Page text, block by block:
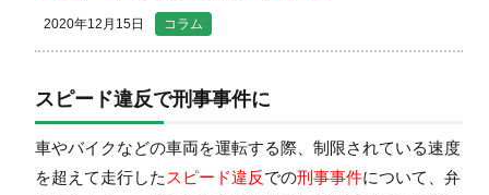
2020年12月15日 コラム
スピード違反で刑事事件に
車やバイクなどの車両を運転する際、制限されている速度
を超えて走行した スピード違反での刑事事件について、弁